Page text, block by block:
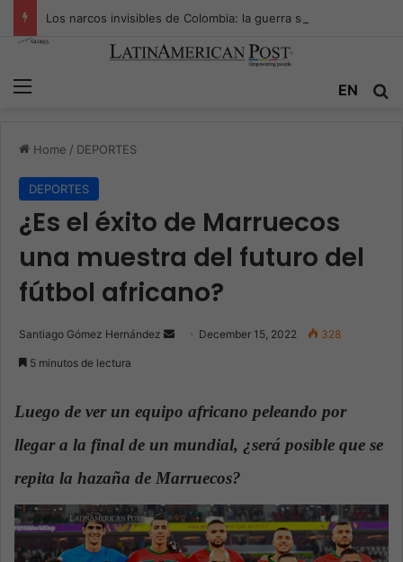
EN
Home / DEPORTES
DEPORTES
¿Es el éxito de Marruecos
una muestra del futuro del
fútbol africano?
Santiago Gómez Hernández
a
n
m
a
i
l
December 15, 2022 328
5 minutos de lectura
Luego de ver un equipo africano peleando por
llegar a la final de un mundial, ¿será posible que se
repita la hazaña de Marruecos?